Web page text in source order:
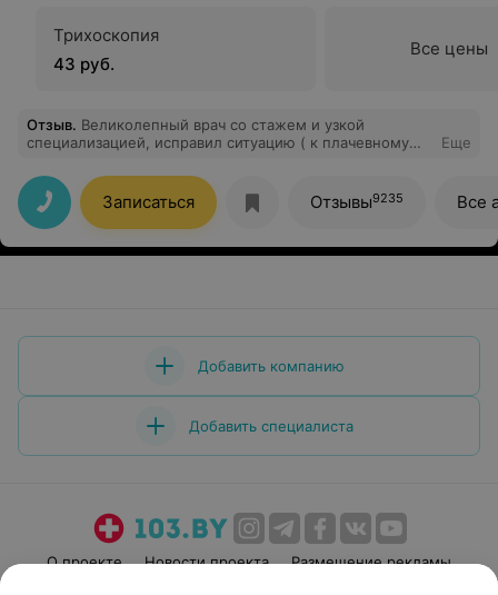
Трихоскопия
43 руб.
Все цены
Отзыв. Великолепный врач со стажем и узкой
специализацией, исправил ситуацию ( к плачевному
поликлинике) за один прием и лечение 2 недели
вместо 1,5 лет Доктор Лукинская
Еще
Записаться Отзывы9235 Все
Добавить компанию
Добавить специалиста
О проекте Новости проекта
Размещение рекламы